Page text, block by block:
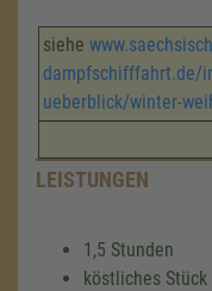
siehe
dampfschifffahrt.de/
ueberblick/winter-
LEISTUNGEN
1,5 Stunden
köstliches